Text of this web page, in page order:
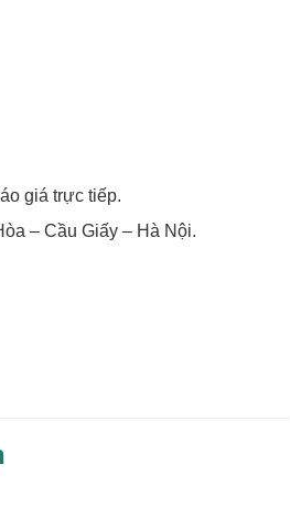
giá trực tiếp.
– Cầu Giấy – Hà Nội.